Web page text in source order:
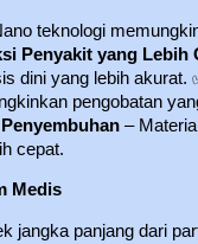
teknologi
Penyakit yang Lebih
dini yang lebih akurat.
pengobatan
–
cepat.
Medis
jangka panjang dari